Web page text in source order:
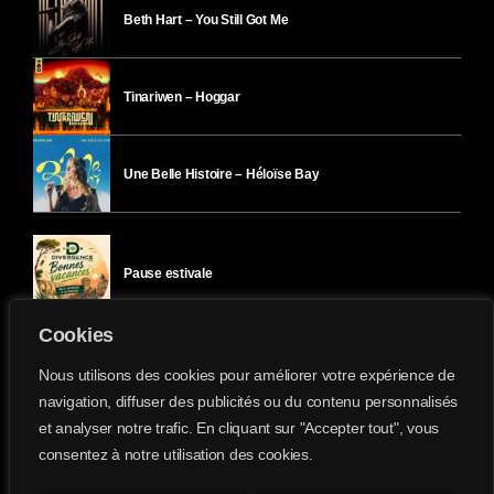
Cookies
Nous utilisons des cookies pour améliorer votre expérience de
navigation, diffuser des publicités ou du contenu personnalisés
et analyser notre trafic. En cliquant sur "Accepter tout", vous
consentez à notre utilisation des cookies.
Beth Hart – You Still Got Me
Tinariwen – Hoggar
Une Belle Histoire – Héloïse Bay
Pause estivale
Ici l’Ombre – mardi 28 juillet